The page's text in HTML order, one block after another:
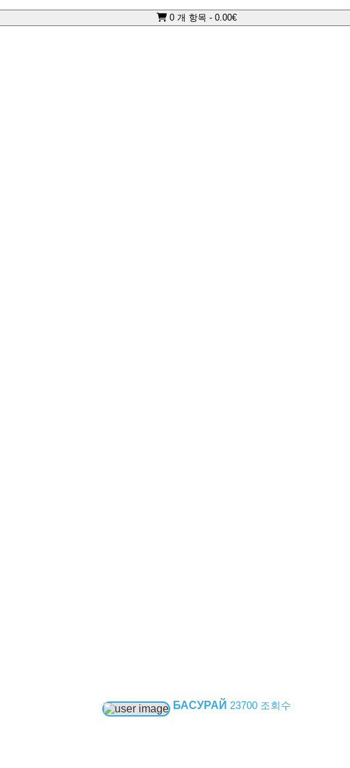
0 개 항목 - 0.00€
БАСУРАЙ 23700 조회수